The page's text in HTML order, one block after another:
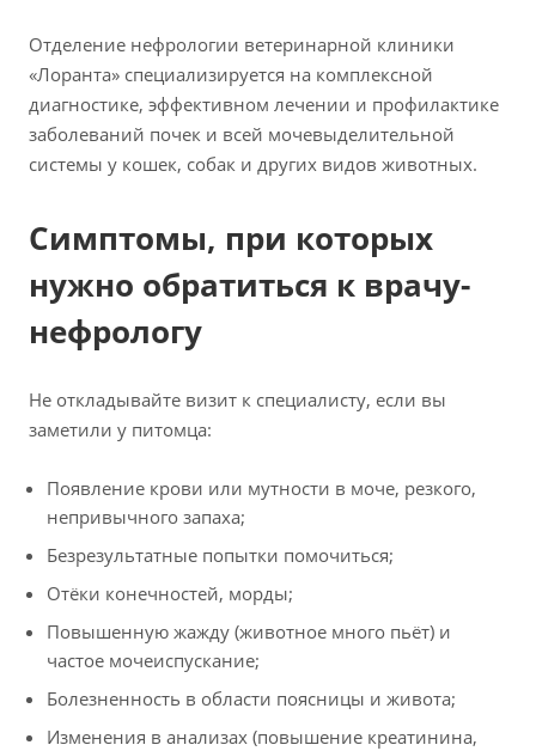
Отделение нефрологии ветеринарной клиники
«Лоранта» специализируется на комплексной
диагностике, эффективном лечении и профилактике
заболеваний почек и всей мочевыделительной
системы у кошек, собак и других видов животных.
Симптомы, при которых
нужно обратиться к врачу-
нефрологу
Не откладывайте визит к специалисту, если вы
заметили у питомца:
Появление крови или мутности в моче, резкого,
непривычного запаха;
Безрезультатные попытки помочиться;
Отёки конечностей, морды;
Повышенную жажду (животное много пьёт) и
частое мочеиспускание;
Болезненность в области поясницы и живота;
Изменения в анализах (повышение креатинина,